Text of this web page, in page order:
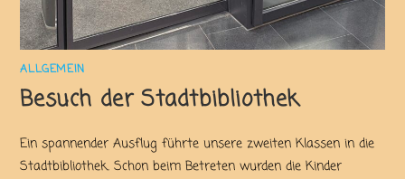
ALLGEMEIN
Besuch der Stadtbibliothek
Ein spannender Ausflug führte unsere zweiten Klassen in die
Stadtbibliothek. Schon beim Betreten wurden die Kinder